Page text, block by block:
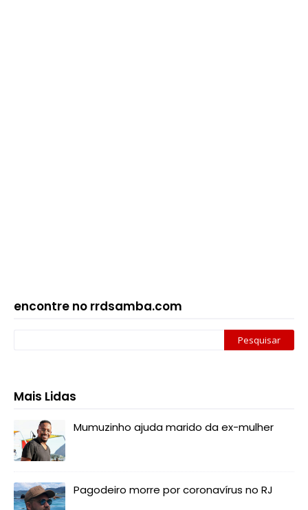
encontre no rrdsamba.com
Mais Lidas
Mumuzinho ajuda marido da ex-mulher
Pagodeiro morre por coronavírus no RJ